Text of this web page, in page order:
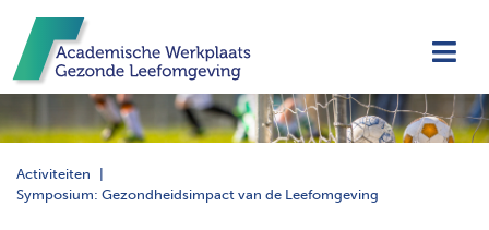
Activiteiten
Symposium: Gezondheidsimpact van de Leefomgeving